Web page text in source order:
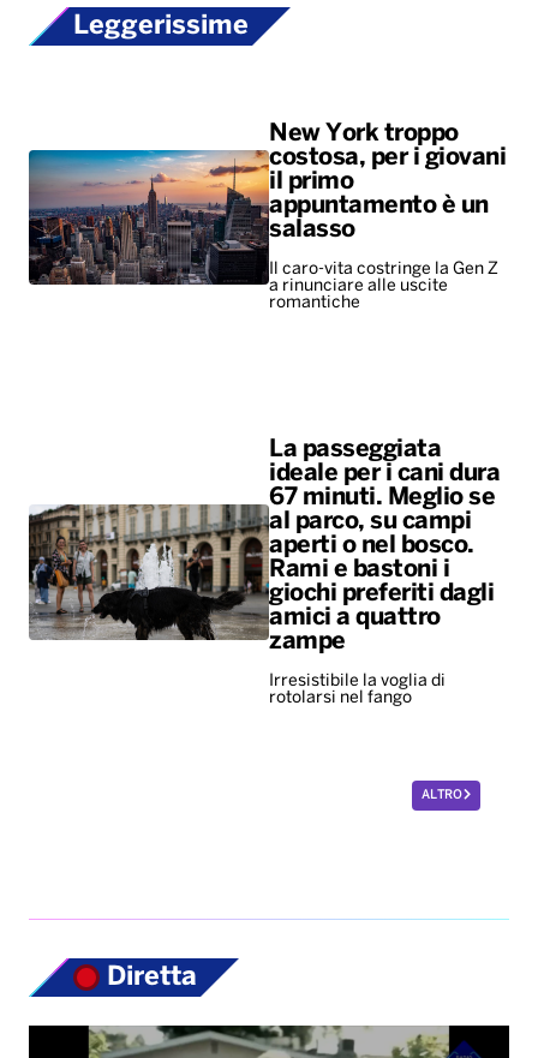
Leggerissime
New York troppo
costosa, per i giovani
il primo
appuntamento è un
salasso
Il caro-vita costringe la Gen Z
a rinunciare alle uscite
romantiche
La passeggiata
ideale per i cani dura
67 minuti. Meglio se
al parco, su campi
aperti o nel bosco.
Rami e bastoni i
giochi preferiti dagli
amici a quattro
zampe
Irresistibile la voglia di
rotolarsi nel fango
ALTRO
Diretta